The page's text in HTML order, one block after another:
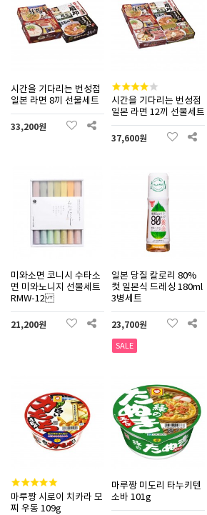
시간을 기다리는 번성점
일본 라면 8끼 선물세트
33,200원
시간을 기다리는 번성점
일본 라면 12끼 선물세트
37,600원
미와소면 코니시 수타소
면 미와노니지 선물세트
RMW-12
21,200원
일본 당질 칼로리 80%
컷 일본식 드레싱 180ml
3병세트
23,700원
SALE
마루짱 시로이 치카라 모
찌 우동 109g
마루짱 미도리 타누키텐
소바 101g